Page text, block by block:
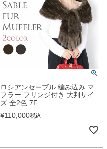
ロシアンセーブル 編み込み マ
フラー フリンジ付き 大判サイ
ズ 全2色 7F
¥110,000税込